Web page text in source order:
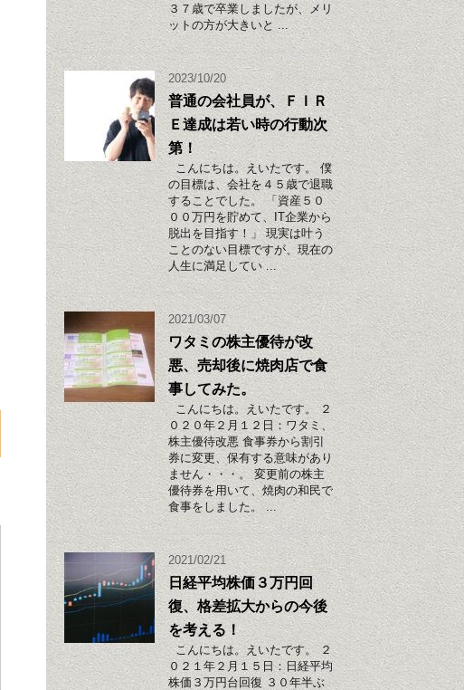
３７歳で卒業しましたが、メリ
ットの方が大きいと ...
2023/10/20
普通の会社員が、ＦＩＲ
Ｅ達成は若い時の行動次
第！
こんにちは。えいたです。 僕
の目標は、会社を４５歳で退職
することでした。 「資産５０
００万円を貯めて、IT企業から
脱出を目指す！」 現実は叶う
ことのない目標ですが、現在の
人生に満足してい ...
2021/03/07
ワタミの株主優待が改
悪、売却後に焼肉店で食
事してみた。
こんにちは。えいたです。 ２
０２０年２月１２日：ワタミ、
株主優待改悪 食事券から割引
券に変更、保有する意味があり
ません・・・。 変更前の株主
優待券を用いて、焼肉の和民で
食事をしました。 ...
2021/02/21
日経平均株価３万円回
復、格差拡大からの今後
を考える！
こんにちは。えいたです。 ２
０２１年２月１５日：日経平均
株価３万円台回復 ３０年半ぶ